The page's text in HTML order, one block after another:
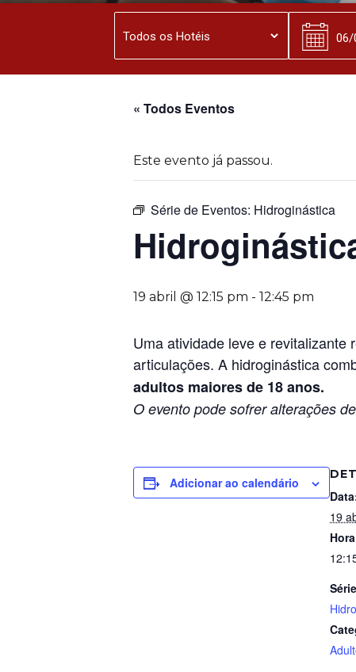
« Todos Eventos
Este evento já passou.
Série de Eventos: Hidroginástica
19 abril @ 12:15 pm - 12:45 pm
Uma atividade leve e revitalizante
articulações. A hidroginástica
adultos maiores de 18 anos.
O evento pode sofrer alterações
Adicionar ao calendário
19